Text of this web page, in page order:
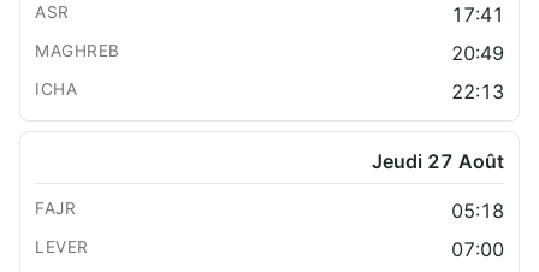
17:41
20:49
22:13
Jeudi 27 Août
05:18
07:00